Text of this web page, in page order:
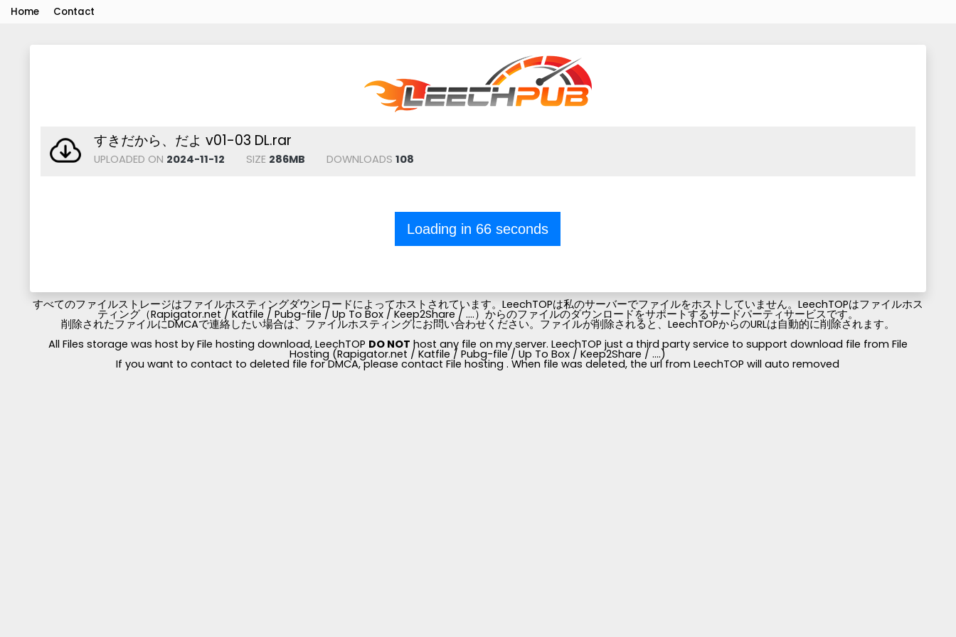
Home Contact
すきだから、だよ v01-03 DL.rar
UPLOADED ON 2024-11-12 SIZE 286MB DOWNLOADS 108
Loading in 66 seconds
すべてのファイルストレージはファイルホスティングダウンロードによってホストされています。LeechTOPは私のサーバーでファイルをホストしていません。LeechTOPはファイルホス
ティング（Rapigator.net / Katfile / Pubg-file / Up To Box / Keep2Share / ....）からのファイルのダウンロードをサポートするサードパーティサービスです。
削除されたファイルにDMCAで連絡したい場合は、ファイルホスティングにお問い合わせください。ファイルが削除されると、LeechTOPからのURLは自動的に削除されます。
All Files storage was host by File hosting download, LeechTOP DO NOT host any file on my server. LeechTOP just a third party service to support download file from File
Hosting (Rapigator.net / Katfile / Pubg-file / Up To Box / Keep2Share / ....)
If you want to contact to deleted file for DMCA, please contact File hosting . When file was deleted, the url from LeechTOP will auto removed